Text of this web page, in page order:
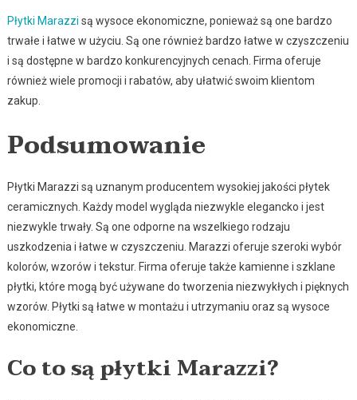
Płytki Marazzi są wysoce ekonomiczne, ponieważ są one bardzo
trwałe i łatwe w użyciu. Są one również bardzo łatwe w czyszczeniu
i są dostępne w bardzo konkurencyjnych cenach. Firma oferuje
również wiele promocji i rabatów, aby ułatwić swoim klientom
zakup.
Podsumowanie
Płytki Marazzi są uznanym producentem wysokiej jakości płytek
ceramicznych. Każdy model wygląda niezwykle elegancko i jest
niezwykle trwały. Są one odporne na wszelkiego rodzaju
uszkodzenia i łatwe w czyszczeniu. Marazzi oferuje szeroki wybór
kolorów, wzorów i tekstur. Firma oferuje także kamienne i szklane
płytki, które mogą być używane do tworzenia niezwykłych i pięknych
wzorów. Płytki są łatwe w montażu i utrzymaniu oraz są wysoce
ekonomiczne.
Co to są płytki Marazzi?